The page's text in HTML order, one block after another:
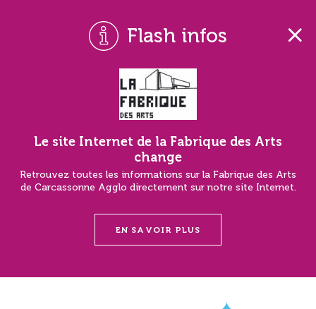
Flash infos
Le site Internet de la Fabrique des Arts
change
Retrouvez toutes les informations sur la Fabrique des Arts
de Carcassonne Agglo directement sur notre site Internet.
EN SAVOIR PLUS